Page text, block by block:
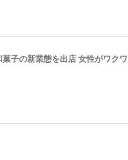
子の新業態を出店 女性がワク